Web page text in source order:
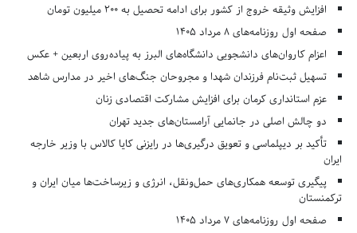
افزایش وثیقه خروج از کشور برای ادامه تحصیل به ۲۰۰ میلیون تومان
صفحه اول روزنامه‌های 8 مرداد 1405
اعزام کاروان‌های دانشجویی دانشگاه‌های البرز به پیاده‌روی اربعین + عکس
تسهیل ثبت‌نام فرزندان شهدا و مجروحان جنگ‌های اخیر در مدارس شاهد
عزم استانداری کرمان برای افزایش مشارکت اقتصادی زنان
دو چالش اصلی در جانمایی آرامستان‌های جدید تهران
تأکید بر دیپلماسی و تعویق درگیری‌ها در رایزنی کایا کالاس با وزیر خارجه
ایران
پیگیری توسعه همکاری‌های حمل‌ونقل، انرژی و زیرساخت‌ها میان ایران و
ترکمنستان
صفحه اول روزنامه‌های 7 مرداد 1405